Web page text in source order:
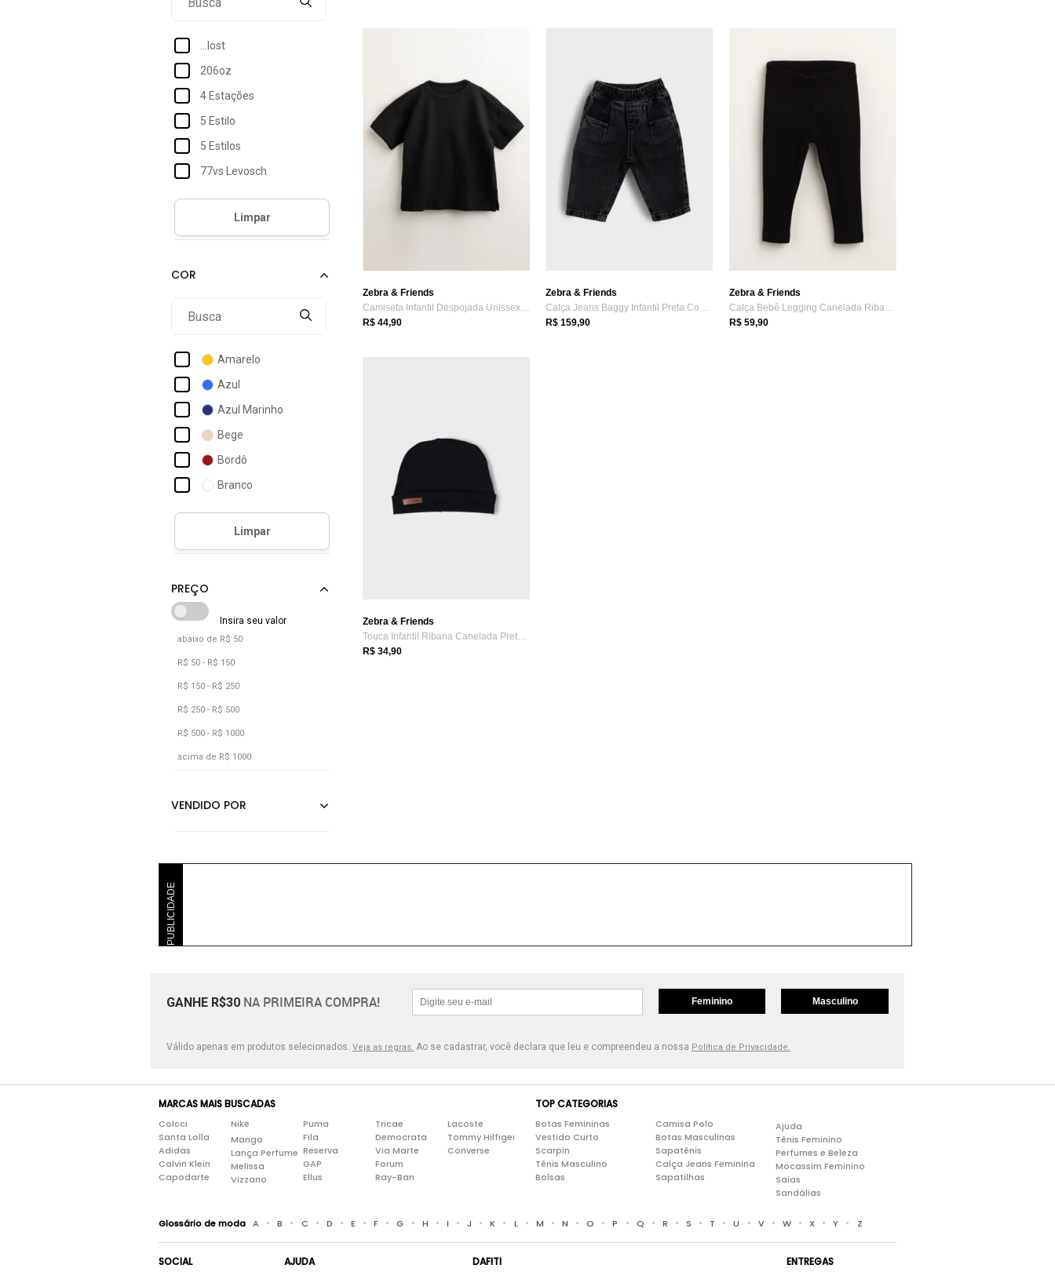
Infantil(3-6 anos)
...lost
206oz
4 Estações
5 Estilo
5 Estilos
77vs Levosch
Accona
Acostamento
Activitta
Amarelo
Azul
Azul Marinho
Bege
Bordô
Branco
Bronze
Café
Cáqui
Jeans
Marrom
Off-white
Preto
Rosa
Roxo
abaixo de R$ 50
R$ 50 - R$ 150
R$ 150 - R$ 250
R$ 250 - R$ 500
R$ 500 - R$ 1000
acima de R$ 1000
Zebra & Friends
Camiseta Infantil Despojada Unissex Over...
R$ 44,90
Zebra & Friends
Calça Jeans Baggy Infantil Preta Com Bol...
R$ 159,90
Zebra & Friends
Calça Bebê Legging Canelada Ribana Suste...
R$ 59,90
Zebra & Friends
Touca Infantil Ribana Canelada Preta Zebra&Friends
R$ 34,90
PUBLICIDADE
GANHE R$30 NA PRIMEIRA COMPRA! Feminino Masculino
Válido apenas em produtos selecionados. Veja as regras. Ao se cadastrar, você declara que leu e compreendeu a nossa Política de Privacidade.
MARCAS MAIS BUSCADAS
Colcci
Santa Lolla
Adidas
Calvin Klein
Capodarte
Nike
Mango
Lança Perfume
Melissa
Vizzano
Puma
Fila
Reserva
GAP
Ellus
Tricae
Democrata
Via Marte
Forum
Ray-Ban
Lacoste
Tommy Hilfiger
Converse
TOP CATEGORIAS
Botas Femininas
Vestido Curto
Scarpin
Tênis Masculino
Bolsas
Camisa Polo
Botas Masculinas
Sapatênis
Calça Jeans Feminina
Sapatilhas
Ajuda
Tênis Feminino
Perfumes e Beleza
Mocassim Feminino
Saias
Sandálias
Glossário de moda A • B • C • D • E • F • G • H • I • J • K • L • M • N • O • P • Q • R • S • T • U • V • W • X • Y • Z
SOCIAL AJUDA DAFITI ENTREGAS